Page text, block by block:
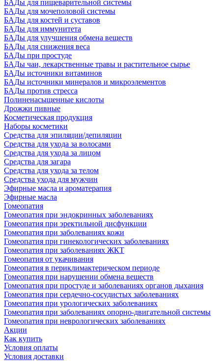
БАДы для пищеварительной системы
БАДы для мочеполовой системы
БАДы для костей и суставов
БАДы для иммунитета
БАДы для улучшения обмена веществ
БАДы для снижения веса
БАДы при простуде
БАДы чаи, лекарственные травы и растительное сырье
БАДы источники витаминов
БАДы источники минералов и микроэлементов
БАДы против стресса
Полиненасыщенные кислоты
Дрожжи пивные
Косметическая продукция
Наборы косметики
Средства для эпиляции/депиляции
Средства для ухода за волосами
Средства для ухода за лицом
Средства для загара
Средства для ухода за телом
Средства ухода для мужчин
Эфирные масла и ароматерапия
Эфирные масла
Гомеопатия
Гомеопатия при эндокринных заболеваниях
Гомеопатия при эректильной дисфункции
Гомеопатия при заболеваниях кожи
Гомеопатия при гинекологических заболеваниях
Гомеопатия при заболеваниях ЖКТ
Гомеопатия от укачивания
Гомеопатия в периклимактерическом периоде
Гомеопатия при нарушении обмена веществ
Гомеопатия при простуде и заболеваниях органов дыхания
Гомеопатия при сердечно-сосудистых заболеваниях
Гомеопатия при урологических заболеваниях
Гомеопатия при заболеваниях опорно-двигательной системы
Гомеопатия при неврологических заболеваниях
Акции
Как купить
Условия оплаты
Условия доставки